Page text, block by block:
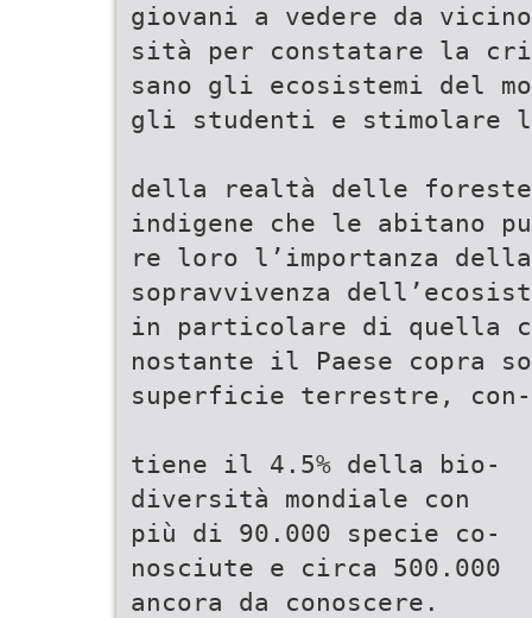
giovani a vedere da
sità per constatare la
sano gli ecosistemi del
gli studenti e stimolare
della realtà delle
indigene che le abitano
re loro l’importanza
sopravvivenza
in particolare di quella
nostante il Paese copra
superficie terrestre, con-
tiene il 4.5% della bio-
diversità mondiale con
più di 90.000 specie co-
nosciute e circa 500.000
ancora da conoscere.